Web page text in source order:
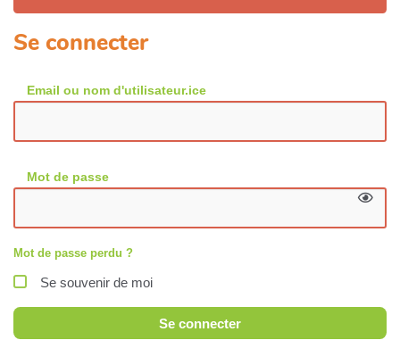
Se connecter
Email ou nom d'utilisateur.ice
Mot de passe
Mot de passe perdu ?
Se souvenir de moi
Se connecter